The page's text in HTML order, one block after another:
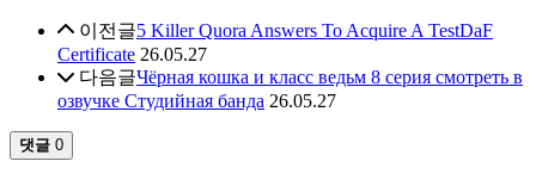
이전글5 Killer Quora Answers To Acquire A TestDaF
Certificate 26.05.27
다음글Чёрная кошка и класс ведьм 8 серия смотреть в
озвучке Студийная банда 26.05.27
댓글 0